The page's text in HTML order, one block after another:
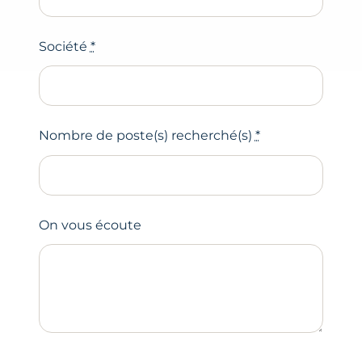
Société *
Nombre de poste(s) recherché(s) *
On vous écoute